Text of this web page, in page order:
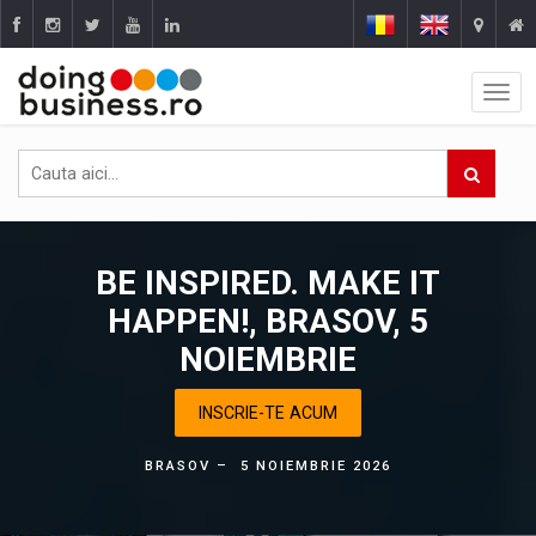
BE INSPIRED. MAKE IT
HAPPEN!, BRASOV, 5
NOIEMBRIE
INSCRIE-TE ACUM
BRASOV – 5 NOIEMBRIE 2026